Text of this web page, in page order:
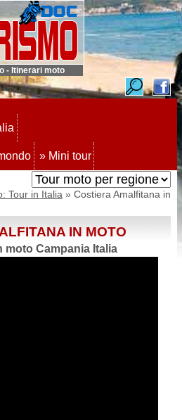
- Itinerari moto
» Mini tour
Tour in Italia » Costiera Amalfitana in
IN MOTO
moto Campania Italia